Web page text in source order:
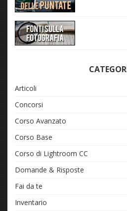
Articoli
Concorsi
Corso Avanzato
Corso Base
Corso di Lightroom CC
Domande & Risposte
Fai da te
Inventario